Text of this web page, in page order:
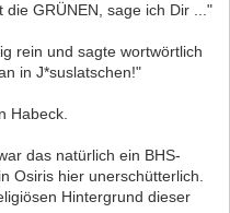
GRÜNEN, sage ich Dir ..."
rein und sagte wortwörtlich
in J*suslatschen!"
Habeck.
das natürlich ein BHS-
Osiris hier unerschütterlich.
Hintergrund dieser